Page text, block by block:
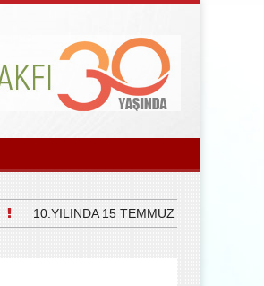
10.YILINDA 15 TEMMUZ DEMOKRASİ VE